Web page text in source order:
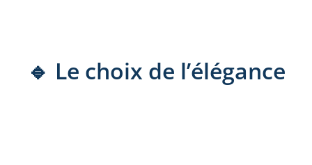
🔹 Le choix de l’élégance